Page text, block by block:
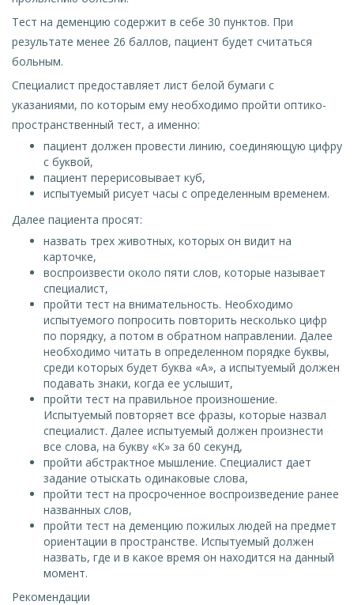
Тест на деменцию содержит в себе 30 пунктов. При
результате менее 26 баллов, пациент будет считаться
больным.
Специалист предоставляет лист белой бумаги с
указаниями, по которым ему необходимо пройти оптико-
пространственный тест, а именно:
пациент должен провести линию, соединяющую цифру
с буквой,
пациент перерисовывает куб,
испытуемый рисует часы с определенным временем.
Далее пациента просят:
назвать трех животных, которых он видит на
карточке,
воспроизвести около пяти слов, которые называет
специалист,
пройти тест на внимательность. Необходимо
испытуемого попросить повторить несколько цифр
по порядку, а потом в обратном направлении. Далее
необходимо читать в определенном порядке буквы,
среди которых будет буква «А», а испытуемый должен
подавать знаки, когда ее услышит,
пройти тест на правильное произношение.
Испытуемый повторяет все фразы, которые назвал
специалист. Далее испытуемый должен произнести
все слова, на букву «К» за 60 секунд,
пройти абстрактное мышление. Специалист дает
задание отыскать одинаковые слова,
пройти тест на просроченное воспроизведение ранее
названных слов,
пройти тест на деменцию пожилых людей на предмет
ориентации в пространстве. Испытуемый должен
назвать, где и в какое время он находится на данный
момент.
Рекомендации